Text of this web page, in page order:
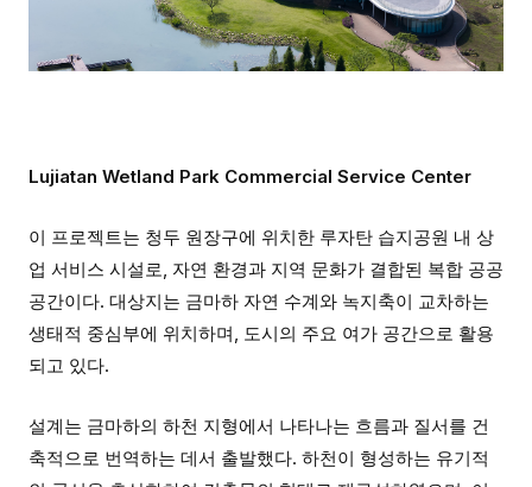
Lujiatan Wetland Park Commercial Service Center
이 프로젝트는 청두 원장구에 위치한 루자탄 습지공원 내 상
업 서비스 시설로, 자연 환경과 지역 문화가 결합된 복합 공공
공간이다. 대상지는 금마하 자연 수계와 녹지축이 교차하는
생태적 중심부에 위치하며, 도시의 주요 여가 공간으로 활용
되고 있다.
설계는 금마하의 하천 지형에서 나타나는 흐름과 질서를 건
축적으로 번역하는 데서 출발했다. 하천이 형성하는 유기적